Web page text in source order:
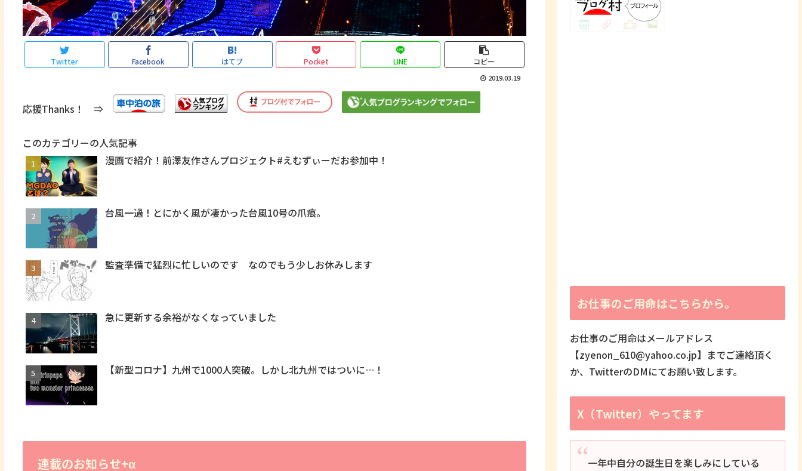
Twitter Facebook はてブ Pocket LINE コピー
2019.03.19
応援Thanks！ ⇒
このカテゴリーの人気記事
漫画で紹介！前澤友作さんプロジェクト#えむずぃーだお参加中！
台風一過！とにかく風が凄かった台風10号の爪痕。
監査準備で猛烈に忙しいのです なのでもう少しお休みします
急に更新する余裕がなくなっていました
【新型コロナ】九州で1000人突破。しかし北九州ではついに…！
連載のお知らせ+α
お仕事のご用命はこちらから。
お仕事のご用命はメールアドレス
【zyenon_610@yahoo.co.jp】までご連絡頂く
か、TwitterのDMにてお願い致します。
X（Twitter）やってます
一年中自分の誕生日を楽しみにしている